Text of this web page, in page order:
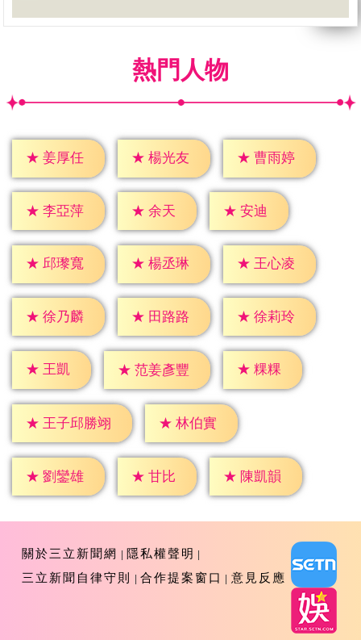
熱門人物
★ 姜厚任 ★ 楊光友 ★ 曹雨婷
★ 李亞萍 ★ 余天 ★ 安迪
★ 邱瓈寬 ★ 楊丞琳 ★ 王心凌
★ 徐乃麟 ★ 田路路 ★ 徐莉玲
★ 王凱 ★ 范姜彥豐 ★ 粿粿
★ 王子邱勝翊 ★ 林伯實
★ 劉鑾雄 ★ 甘比 ★ 陳凱韻
關於三立新聞網
隱私權聲明
三立新聞自律守則
合作提案窗口 意見反應